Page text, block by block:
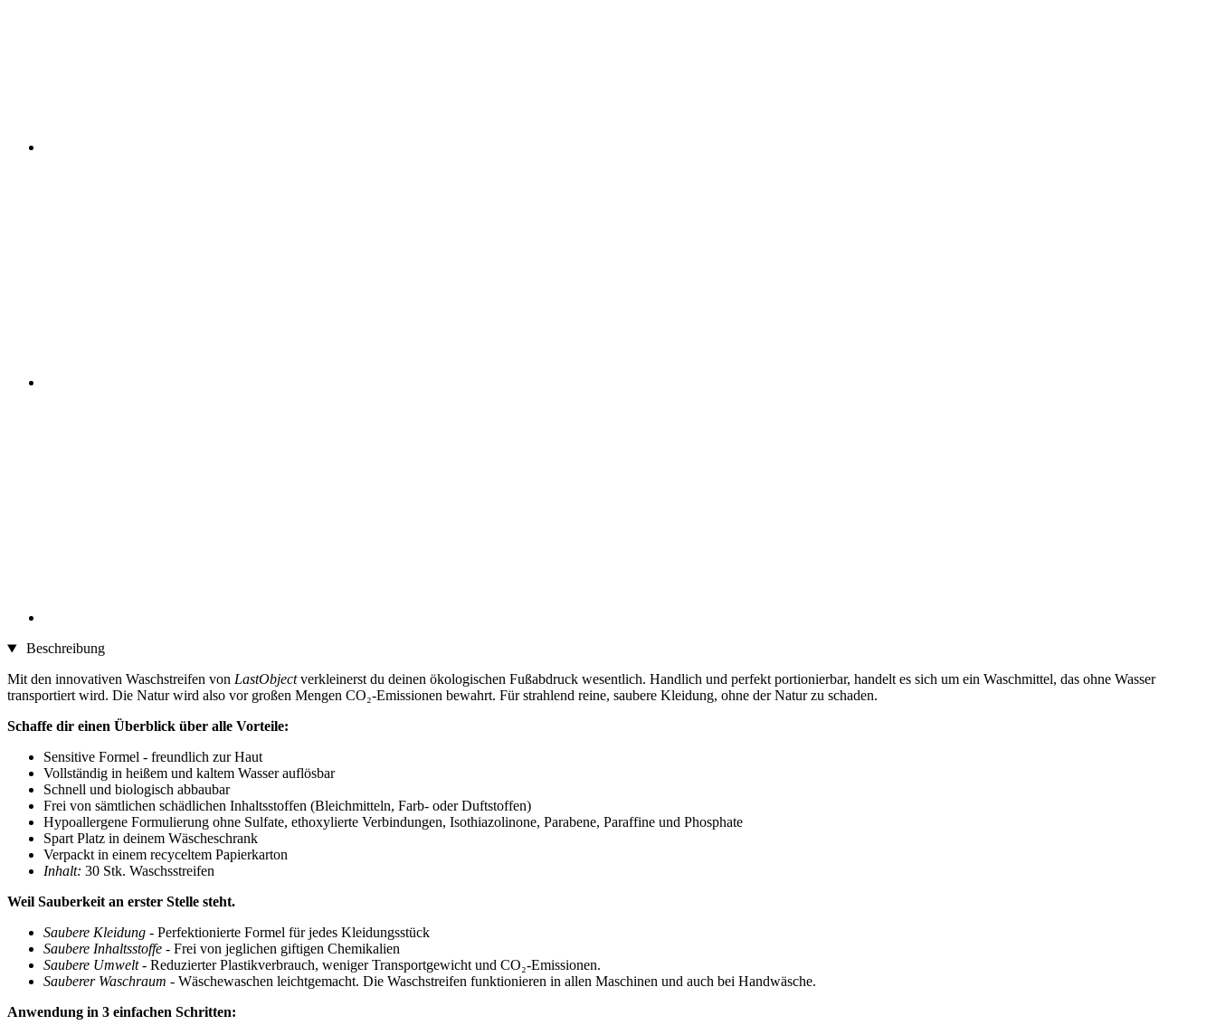
Beschreibung
Mit den innovativen Waschstreifen von LastObjectverkleinerst du deinen ökologischen Fußabdruck wesentlich. Handlich und perfekt portionierbar, handelt es sich um ein Waschmittel, das ohne Wasser
transportiert wird. Die Natur wird also vor großen Mengen CO₂-Emissionen bewahrt. Für strahlend reine, saubere Kleidung, ohne der Natur zu schaden.
Schaffe dir einen Überblick über alle Vorteile:
Sensitive Formel - freundlich zur Haut
Vollständig in heißem und kaltem Wasser auflösbar
Schnell und biologisch abbaubar
Frei von sämtlichen schädlichen Inhaltsstoffen (Bleichmitteln, Farb- oder Duftstoffen)
Hypoallergene Formulierung ohne Sulfate, ethoxylierte Verbindungen, Isothiazolinone, Parabene, Paraffine und Phosphate
Spart Platz in deinem Wäscheschrank
Verpackt in einem recyceltem Papierkarton
Inhalt: 30 Stk. Waschsstreifen
Weil Sauberkeit an erster Stelle steht.
Saubere Kleidung - Perfektionierte Formel für jedes Kleidungsstück
Saubere Inhaltsstoffe - Frei von jeglichen giftigen Chemikalien
Saubere Umwelt - Reduzierter Plastikverbrauch, weniger Transportgewicht und CO₂-Emissionen.
Sauberer Waschraum - Wäschewaschen leichtgemacht. Die Waschstreifen funktionieren in allen Maschinen und auch bei Handwäsche.
Anwendung in 3 einfachen Schritten: